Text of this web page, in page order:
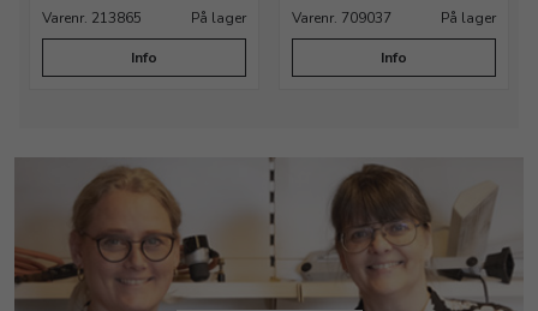
Varenr. 213865 På lager
Info
Varenr. 709037 På lager
Info